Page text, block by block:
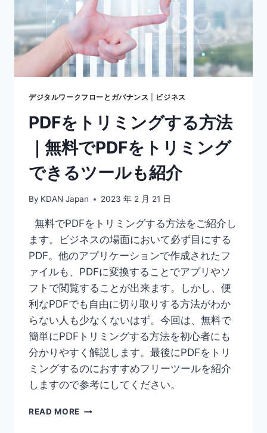
を
解
で
紹
介！
マ
WINDOWS・
MAC
対
応
デジタルワークフローとガバナンス ビジネス
PDFをトリミングする方法
｜無料でPDFをトリミング
できるツールも紹介
By KDAN Japan 2023 年 2 月 21 日
無料でPDFをトリミングする方法をご紹介し
ます。ビジネスの場面において必ず目にする
PDF。他のアプリケーションで作成されたフ
ァイルも、PDFに変換することでアプリやソ
フトで閲覧することが出来ます。しかし、便
利なPDFでも自由に切り取りする方法がわか
らない人も少なくないはず。今回は、無料で
簡単にPDFトリミングする方法を初心者にも
分かりやすく解説します。最後にPDFをトリ
ミングするのにおすすめフリーツールを紹介
しますので参考にしてください。
READ MORE PDF